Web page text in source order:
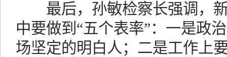
最后，孙敏检察长强调，新
中要做到“五个表率”：一是政
场坚定的明白人；二是工作上